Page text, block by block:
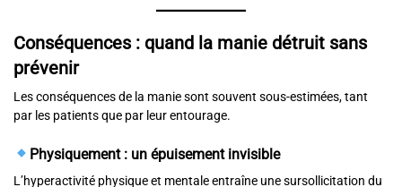
Conséquences : quand la manie détruit sans
prévenir
Les conséquences de la manie sont souvent sous-estimées, tant
par les patients que par leur entourage.
Physiquement : un épuisement invisible
L’hyperactivité physique et mentale entraîne une sursollicitation du